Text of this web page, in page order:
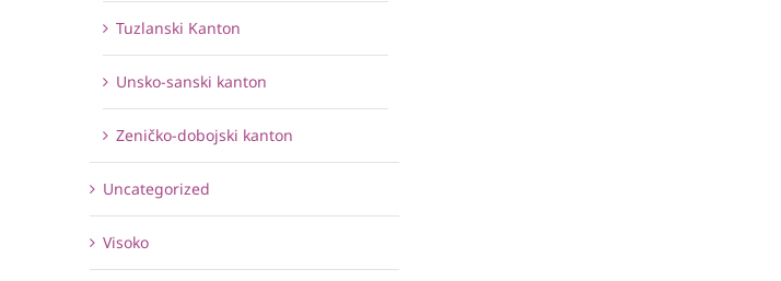
Tuzlanski Kanton
Unsko-sanski kanton
Zeničko-dobojski kanton
Uncategorized
Visoko